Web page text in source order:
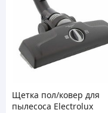
Щетка пол/ковер для
пылесоса Electrolux